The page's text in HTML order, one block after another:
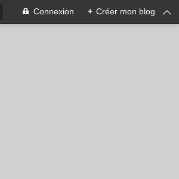
Connexion + Créer mon blog